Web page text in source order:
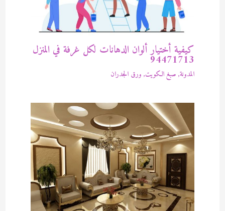
كيفية أختيار ألوان الدهانات لكل غرفة في المنزل
94471713
المدونة, صبغ الكويت, ورق الجدران